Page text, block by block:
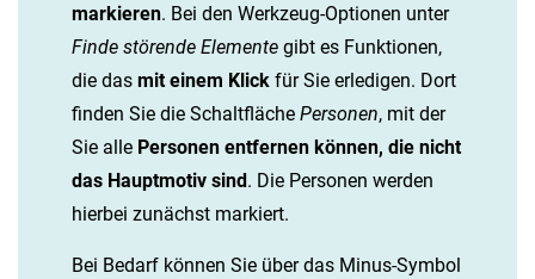
markieren. Bei den Werkzeug-Optionen unter
Finde störende Elemente gibt es Funktionen,
die das mit einem Klick für Sie erledigen. Dort
finden Sie die Schaltfläche Personen, mit der
Sie alle Personen entfernen können, die nicht
das Hauptmotiv sind. Die Personen werden
hierbei zunächst markiert.
Bei Bedarf können Sie über das Minus-Symbol